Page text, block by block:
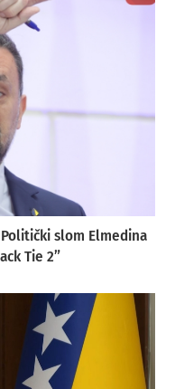
slom Elmedina
Tie 2”